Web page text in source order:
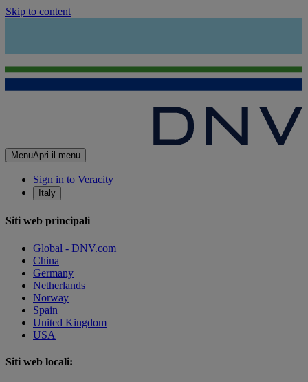
Skip to content
MenuApri il menu
Sign in to Veracity
Italy
Siti web principali
Global - DNV.com
China
Germany
Netherlands
Norway
Spain
United Kingdom
USA
Siti web locali: